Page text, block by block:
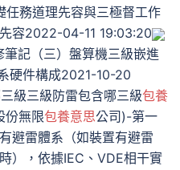
任務道理先容與三極督工作
容2022-04-11 19:03:20
記（三）盤算機三級嵌進
硬件構成2021-10-20
級三級防雷包含哪三級包養
份無限包養意思公司)-第一
避雷體系（如裝置有避雷
），依據IEC、VDE相干實